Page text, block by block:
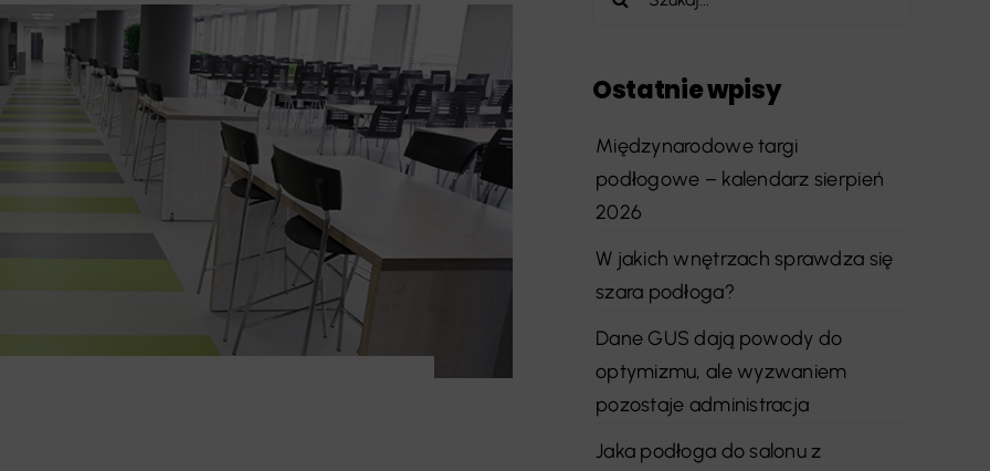
Ostatnie wpisy
Międzynarodowe targi
podłogowe – kalendarz sierpień
2026
W jakich wnętrzach sprawdza się
szara podłoga?
Dane GUS dają powody do
optymizmu, ale wyzwaniem
pozostaje administracja
Jaka podłoga do salonu z